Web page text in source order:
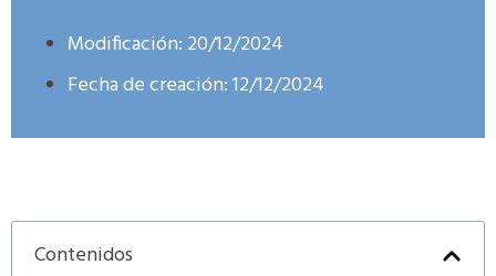
Modificación: 20/12/2024
Fecha de creación:12/12/2024
Contenidos